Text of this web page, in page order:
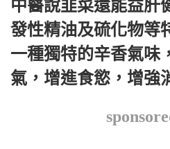
中醫說韭菜還能益肝
發性精油及硫化物等
一種獨特的辛香氣味
氣，增進食慾，增強